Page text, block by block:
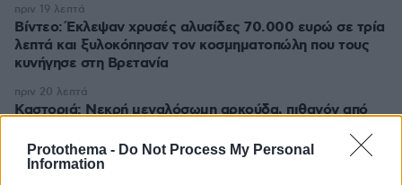
Protothema - Do Not Process My Personal
Information
Βίντεο: Έκλεψαν χρυσές αλυσίδες 70.000 ευρώ σε τρία
λεπτά και ξυλοκόπησαν τον κοσμηματοπώλη που τους
κυνήγησε στη Βρετανία
πριν 19 λεπτά
Καστοριά: Νεκρή μεγαλόσωμη αρκούδα, πιθανόν από
πριν 20 λεπτά
Οπαδός του ΟΦΗ έβγαλε εισιτήριο διαρκείας στον 2
πριν 24 λεπτά